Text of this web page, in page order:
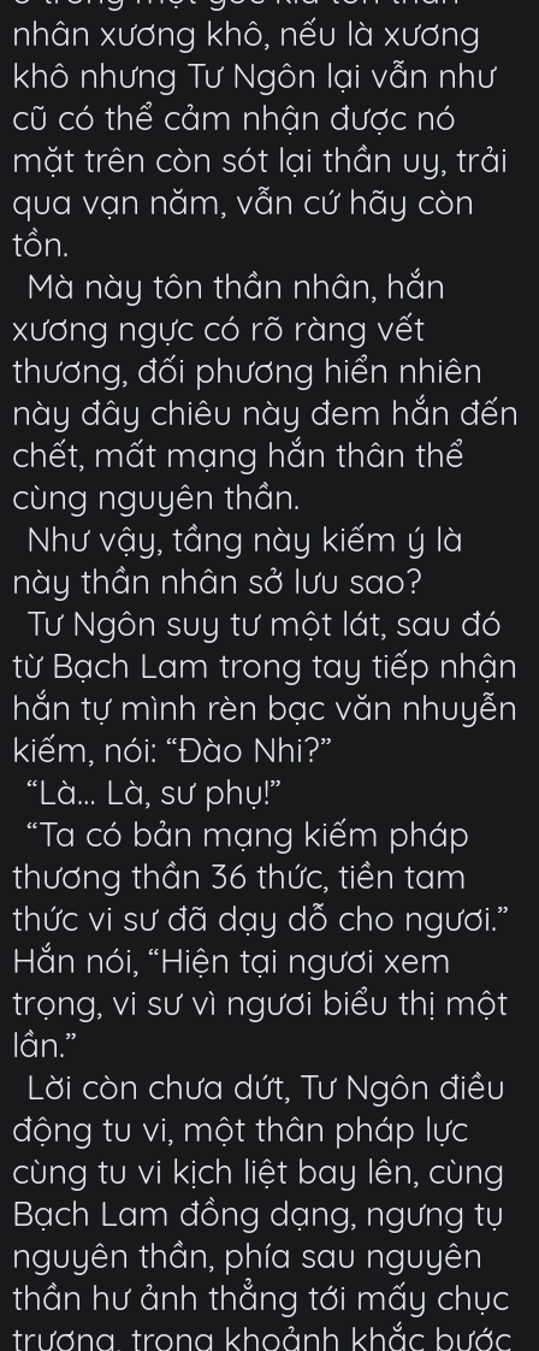
nhân xương khô, nếu là xương
khô nhưng Tư Ngôn lại vẫn như
cũ có thể cảm nhận được nó
mặt trên còn sót lại thần uy, trải
qua vạn năm, vẫn cứ hãy còn
tồn.
Mà này tôn thần nhân, hắn
xương ngực có rõ ràng vết
thương, đối phương hiển nhiên
này đây chiêu này đem hắn đến
chết, mất mạng hắn thân thể
cùng nguyên thần.
Như vậy, tầng này kiếm ý là
này thần nhân sở lưu sao?
Tư Ngôn suy tư một lát, sau đó
từ Bạch Lam trong tay tiếp nhận
hắn tự mình rèn bạc văn nhuyễn
kiếm, nói: “Đào Nhi?”
“Là… Là, sư phụ!”
“Ta có bản mạng kiếm pháp
thương thần 36 thức, tiền tam
thức vi sư đã dạy dỗ cho ngươi.”
Hắn nói, “Hiện tại ngươi xem
trọng, vi sư vì ngươi biểu thị một
lần.”
Lời còn chưa dứt, Tư Ngôn điều
động tu vi, một thân pháp lực
cùng tu vi kịch liệt bay lên, cùng
Bạch Lam đồng dạng, ngưng tụ
nguyên thần, phía sau nguyên
thần hư ảnh thẳng tới mấy chục
trượng, trong khoảnh khắc bước